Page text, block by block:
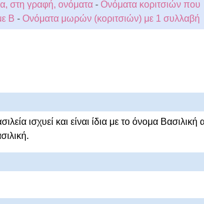
στη γραφή, ονόματα - Ονόματα κοριτσιών που
Β - Ονόματα μωρών (κοριτσιών) με 1 συλλαβή
ισχυεί και είναι ίδια με το όνομα Βασιλική